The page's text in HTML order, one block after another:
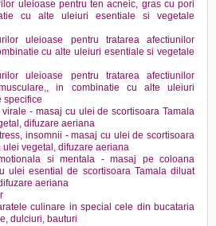
uleioase pentru ten acneic, gras cu pori
cu alte uleiuri esentiale si vegetale
uleioase pentru tratarea afectiunilor
cu alte uleiuri esentiale si vegetale
uleioase pentru tratarea afectiunilor
in combinatie cu alte uleiuri
specifice
virale - masaj cu ulei de scortisoara Tamala
difuzare aeriana
insomnii - masaj cu ulei de scortisoara
ulei vegetal, difuzare aeriana
si mentala - masaj pe coloana
ulei esential de scortisoara Tamala diluat
aeriana
culinare in special cele din bucataria
dulciuri, bauturi